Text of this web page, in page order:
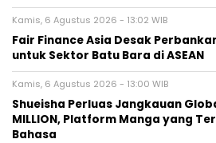
Kamis, 6 Agustus 2026 - 13:02 WIB
Fair Finance Asia Desak
untuk Sektor Batu Bara di ASEAN
Kamis, 6 Agustus 2026 - 13:00 WIB
Shueisha Perluas Jangkauan
MILLION, Platform Manga yang
Bahasa